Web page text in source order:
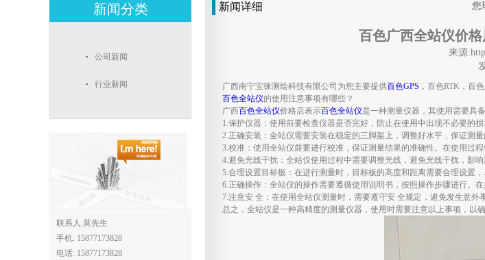
新闻分类
公司新闻
行业新闻
联系人:莫先生
手机: 15877173828
电话: 15877173828
新闻详细 您
百色广西全站仪价
来源
广西南宁宝徕测绘科技有限公司为您主要提供百色GPS ，百色RTK，百
百色全站仪的使用注意事项有哪些？
广西百色全站仪价格店表示百色全站仪是一种测量仪器，其使用需要具
1.保护仪器：使用前要检查仪器是否完好，防止在使用中出现不必要的
2.正确安装：全站仪需要安装在稳定的三脚架上，调整好水平，保证测
3.校准：使用全站仪前要进行校准，保证测量结果的准确性。在使用过
4.避免光线干扰：全站仪使用过程中需要调整光线，避免光线干扰，影
5.合理设置目标板：在进行测量时，目标板的高度和距离需要合理设置
6.正确操作：全站仪的操作需要遵循使用说明书，按照操作步骤进行。
7.注意安 全：在使用全站仪测量时，需要遵守安 全规定，避免发生意外
总之，全站仪是一种高精度的测量仪器，使用时需要注意以上事项，以